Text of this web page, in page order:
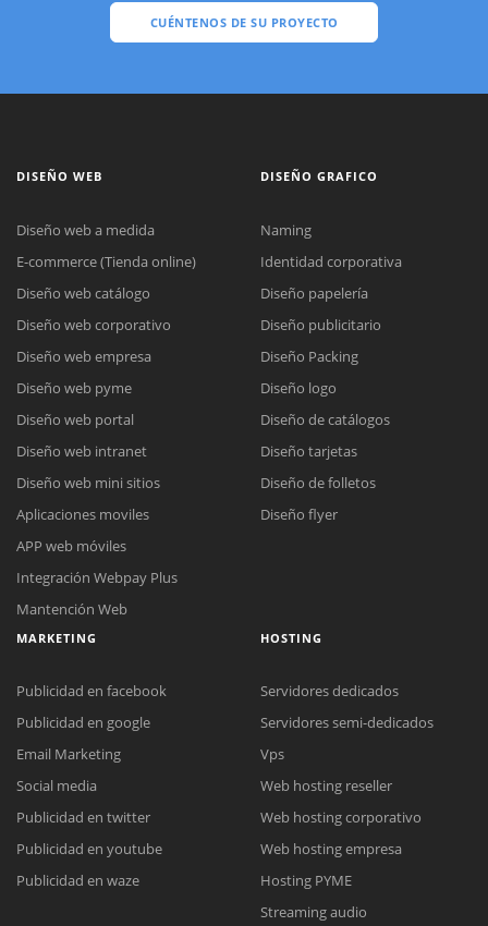
CUÉNTENOS DE SU PROYECTO
Reunión online
Meet para la reunión online.
Cotización
Chat Online
Todos nuestros ejecutivos están fuera de línea. Complete el formulario
DISEÑO WEB
Diseño web a medida
E-commerce (Tienda online)
Diseño web catálogo
Diseño web corporativo
Diseño web empresa
Diseño web pyme
Diseño web portal
Diseño web intranet
Diseño web mini sitios
Aplicaciones moviles
APP web móviles
Integración Webpay Plus
Mantención Web
DISEÑO GRAFICO
Naming
Identidad corporativa
Diseño papelería
Diseño publicitario
Diseño Packing
Diseño logo
Diseño de catálogos
Diseño tarjetas
Diseño de folletos
Diseño flyer
MARKETING
Publicidad en facebook
Publicidad en google
Email Marketing
Social media
Publicidad en twitter
Publicidad en youtube
Publicidad en waze
HOSTING
Servidores dedicados
Servidores semi-dedicados
Vps
Web hosting reseller
Web hosting corporativo
Web hosting empresa
Hosting PYME
Streaming audio